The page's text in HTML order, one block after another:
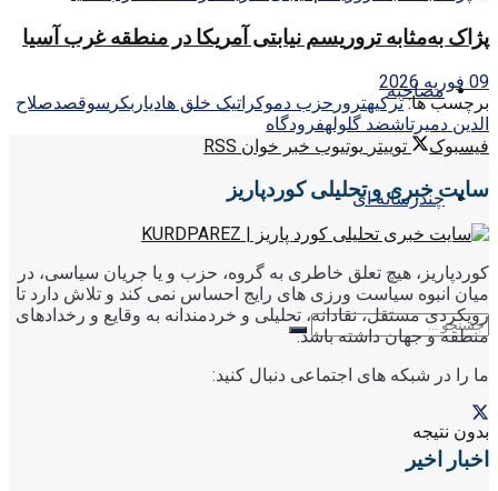
مصاحبه
چندرسانه ای
بدون نتیجه
پژاک به‌مثابه تروریسم نیابتی آمریکا در منطقه غرب آسیا
09 فوریه 2026
برچسب ها: ترکیهترور حزب دموکراتیک خلق هادیاربکر سوقصدصلاح
الدین دمیرتاشضد گلولهفرودگاه
فیسبوک
توییتر یوتیوب خبر خوان RSS
سایت خبری و تحلیلی کوردپاریز
کوردپاریز، هیچ تعلق خاطری به گروه، حزب و یا جریان سیاسی، در
میان انبوه سیاست ورزی های رایج احساس نمی کند و تلاش دارد تا
رویکردی مستقل، نقادانه، تحلیلی و خردمندانه به وقایع و رخدادهای
منطقه و جهان داشته باشد.
ما را در شبکه های اجتماعی دنبال کنید:
اخبار اخیر